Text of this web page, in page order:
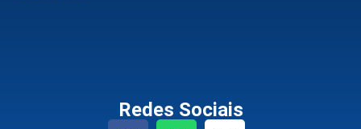
Redes Sociais